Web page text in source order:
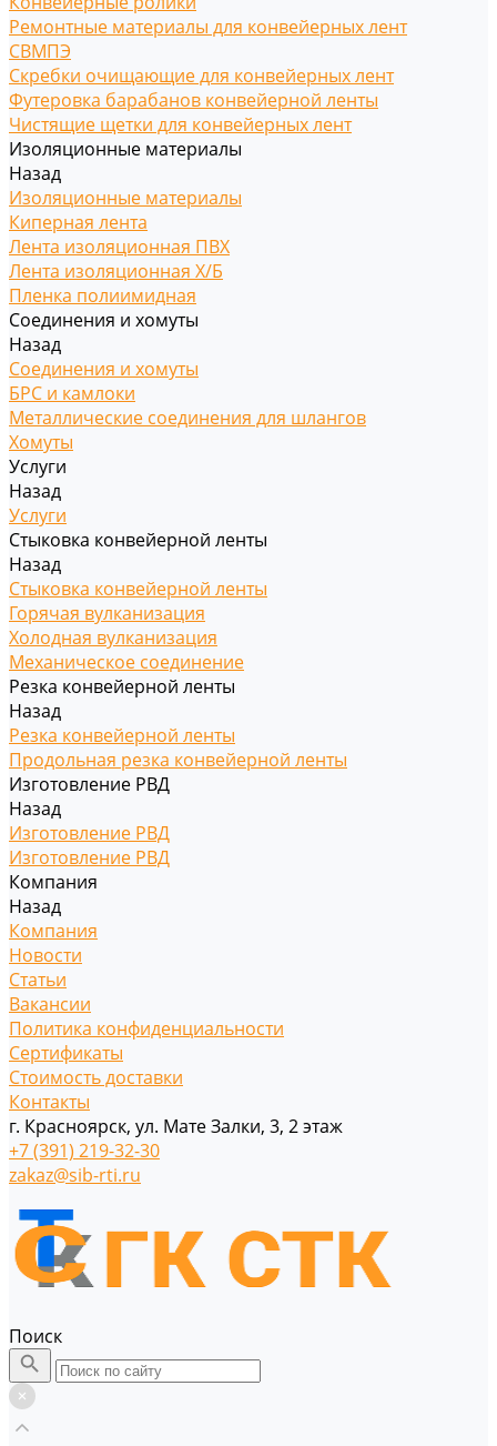
Ремонтные материалы для конвейерных лент
СВМПЭ
Скребки очищающие для конвейерных лент
Футеровка барабанов конвейерной ленты
Чистящие щетки для конвейерных лент
Изоляционные материалы
Назад
Изоляционные материалы
Киперная лента
Лента изоляционная ПВХ
Лента изоляционная Х/Б
Пленка полиимидная
Соединения и хомуты
Назад
Соединения и хомуты
БРС и камлоки
Металлические соединения для шлангов
Хомуты
Услуги
Назад
Услуги
Стыковка конвейерной ленты
Назад
Стыковка конвейерной ленты
Горячая вулканизация
Холодная вулканизация
Механическое соединение
Резка конвейерной ленты
Назад
Резка конвейерной ленты
Продольная резка конвейерной ленты
Изготовление РВД
Назад
Изготовление РВД
Изготовление РВД
Компания
Назад
Компания
Новости
Статьи
Вакансии
Политика конфиденциальности
Сертификаты
Стоимость доставки
Контакты
г. Красноярск, ул. Мате Залки, 3, 2 этаж
+7 (391) 219-32-30
zakaz@sib-rti.ru
Поиск